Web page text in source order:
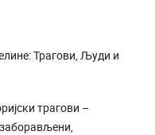
Трагови, Људи и
трагови –